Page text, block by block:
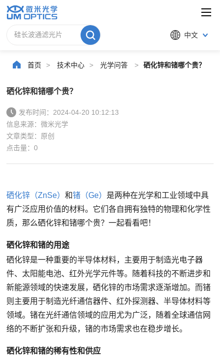
中文
首页 > 技术中心 > 光学问答 > 硒化锌和锗哪个贵？
硒化锌和锗哪个贵？
发布时间：2024-04-20 10:12:13
信息来源：微米光学
文章类型：原创
点击量：0
硒化锌（ZnSe）和锗（Ge） 是两种在光学和工业领域中具
有广泛应用价值的材料。它们各自拥有独特的物理和化学性
质，那么硒化锌和锗哪个贵？一起看看吧！
硒化锌和锗的用途
硒化锌是一种重要的半导体材料，主要用于制造光电子器
件、太阳能电池、红外光学元件等。随着科技的不断进步和
新能源领域的快速发展，硒化锌的市场需求逐渐增加。而锗
则主要用于制造光纤通信器件、红外探测器、半导体材料等
领域。锗在光纤通信领域的应用尤为广泛，随着全球通信网
络的不断扩张和升级，锗的市场需求也在稳步增长。
硒化锌和锗的稀有性和供应